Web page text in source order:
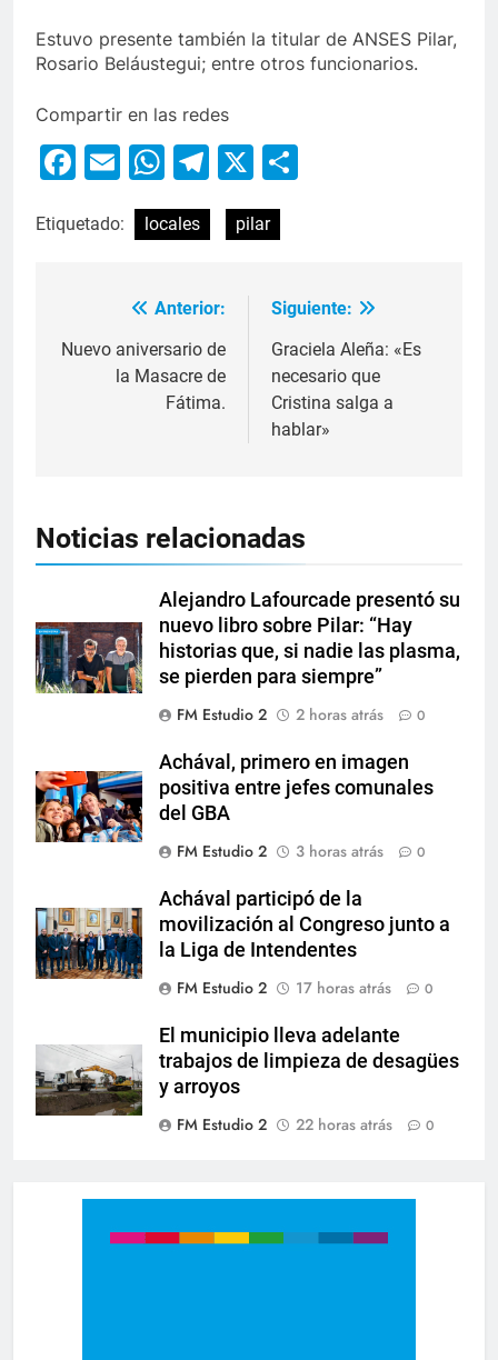
Estuvo presente también la titular de ANSES Pilar,
Rosario Beláustegui; entre otros funcionarios.
Compartir en las redes
Facebook
EmailWhatsApp
Telegram
X
Etiquetado: locales pilar
Anterior:
Nuevo aniversario de
la Masacre de
Fátima.
Siguiente:
Graciela Aleña: «Es
necesario que
Cristina salga a
hablar»
Noticias relacionadas
Alejandro Lafourcade presentó su
nuevo libro sobre Pilar: “Hay
historias que, si nadie las plasma,
se pierden para siempre”
FM Estudio 2
2 horas atrás 0
Achával, primero en imagen
positiva entre jefes comunales
del GBA
FM Estudio 2
3 horas atrás 0
Achával participó de la
movilización al Congreso junto a
la Liga de Intendentes
FM Estudio 2
17 horas atrás 0
El municipio lleva adelante
trabajos de limpieza de desagües
y arroyos
FM Estudio 2
22 horas atrás 0